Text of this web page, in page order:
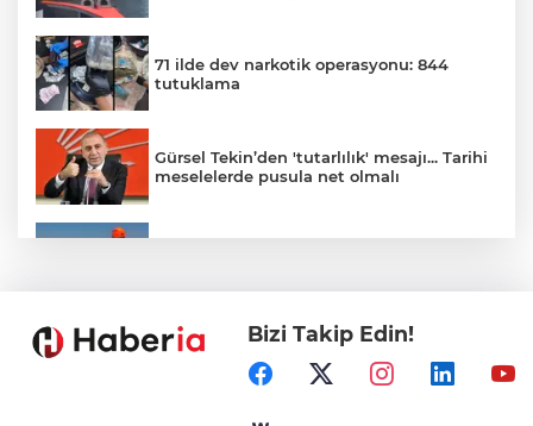
71 ilde dev narkotik operasyonu: 844
tutuklama
Gürsel Tekin’den 'tutarlılık' mesajı... Tarihi
meselelerde pusula net olmalı
Samsun’da Alaçam'a yeni yaşam alanı
Bizi Takip Edin!